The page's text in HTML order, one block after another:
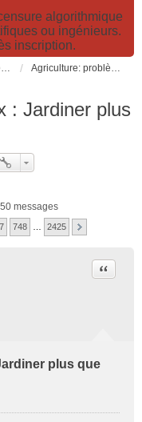
algorithmique
ou ingénieurs.
inscription.
Argent, économie et finance. Alimentation et agriculture. Développement durable, pollution de l'air et catastrophes. Gestion des déchets. Agriculture: problèmes et pollutions, nouvelles techniques et solutions
: Jardiner plus
messages
748 2425
plus que
Citer